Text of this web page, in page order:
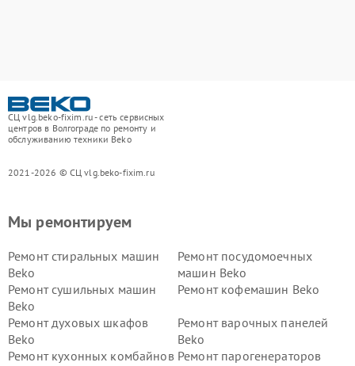
СЦ vlg.beko-fixim.ru - сеть сервисных
центров в Волгограде по ремонту и
обслуживанию техники Beko
2021-2026 © СЦ vlg.beko-fixim.ru
Мы ремонтируем
Ремонт стиральных машин
Beko
Ремонт посудомоечных
машин Beko
Ремонт сушильных машин
Beko
Ремонт кофемашин Beko
Ремонт духовых шкафов
Beko
Ремонт варочных панелей
Beko
Ремонт кухонных комбайнов Ремонт парогенераторов